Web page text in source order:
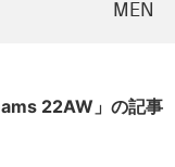
MEN
22AW」の記事